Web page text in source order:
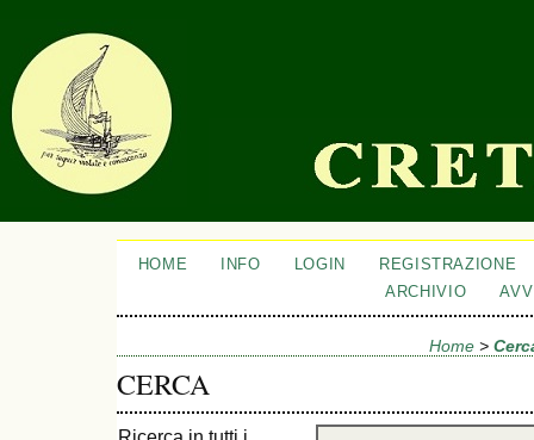
HOME INFO LOGIN
REGISTRAZIONE
ARCHIVIO
Home >
CERCA